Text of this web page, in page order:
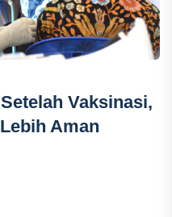
Vaksinasi,
Aman